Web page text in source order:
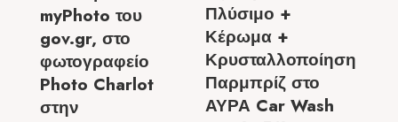
myPhoto του
gov.gr, στο
φωτογραφείο
Photo Charlot
στην
Πλύσιμο +
Κέρωμα +
Κρυσταλλοποίηση
Παρμπρίζ στο
ΑΥΡΑ Car Wash